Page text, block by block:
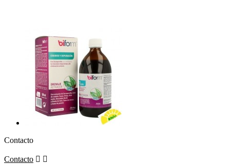
Contacto
Contacto  